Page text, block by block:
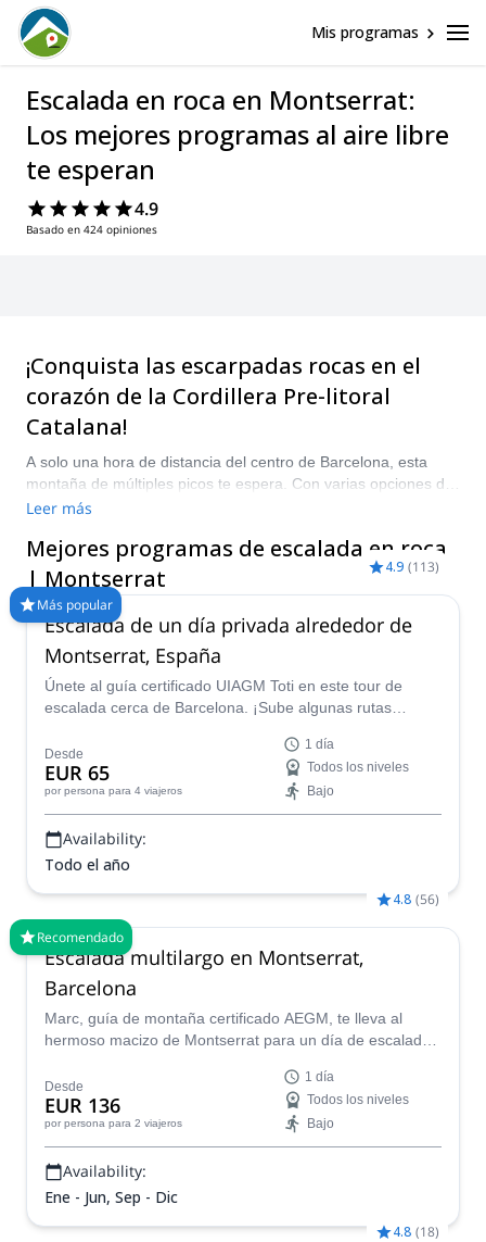
Mis programas
Escalada en roca en Montserrat:
Los mejores programas al aire libre
te esperan
4.9
Basado en 424 opiniones
¡Conquista las escarpadas rocas en el
corazón de la Cordillera Pre-litoral
Catalana!
A solo una hora de distancia del centro de Barcelona, esta
montaña de múltiples picos te espera. Con varias opciones de
escalada y un paisaje increíble, no hay mejor lugar para
y reserva un guía certificado para tu viaje en Explore-
Share.com: más de 1500 guías, 70+ países y más de 8000
programas diferentes para elegir. Elige de nuestra selección
de viajes de escalada en roca en Montserrat. ¡Las montañas
están llamando!
Leer más
Mejores programas de escalada en roca
| Montserrat
Más popular
4.9 (113)
Escalada de un día privada alrededor de
Montserrat, España
Únete al guía certificado UIAGM Toti en este tour de
escalada cerca de Barcelona. ¡Sube algunas rutas
Desde
EUR 65
por persona para 4 viajeros
1 día
Todos los niveles
Bajo
Availability:
Todo el año
Recomendado
4.8 (56)
Escalada multilargo en Montserrat,
Barcelona
Marc, guía de montaña certificado AEGM, te lleva al
hermoso macizo de Montserrat para un día de escalada
Desde
EUR 136
por persona para 2 viajeros
1 día
Todos los niveles
Bajo
Availability:
Ene - Jun, Sep - Dic
4.8 (18)